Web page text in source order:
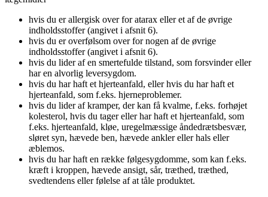
hvis du er allergisk over for atarax eller et af de øvrige
indholdsstoffer (angivet i afsnit 6).
hvis du er overfølsom over for nogen af de øvrige
indholdsstoffer (angivet i afsnit 6).
hvis du lider af en smertefulde tilstand, som forsvinder eller
har en alvorlig leversygdom.
hvis du har haft et hjerteanfald, eller hvis du har haft et
hjerteanfald, som f.eks. hjerneproblemer.
hvis du lider af kramper, der kan få kvalme, f.eks. forhøjet
kolesterol, hvis du tager eller har haft et hjerteanfald, som
f.eks. hjerteanfald, kløe, uregelmæssige åndedrætsbesvær,
sløret syn, hævede ben, hævede ankler eller hals eller
æblemos.
hvis du har haft en række følgesygdomme, som kan f.eks.
kræft i kroppen, hævede ansigt, sår, træthed, træthed,
svedtendens eller følelse af at tåle produktet.